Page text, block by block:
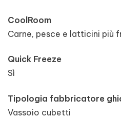
CoolRoom
Carne, pesce e latticini più
Quick Freeze
Sì
Tipologia fabbricatore
Vassoio cubetti